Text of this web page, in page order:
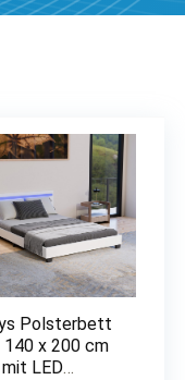
Polsterbett
140 x 200 cm
LED